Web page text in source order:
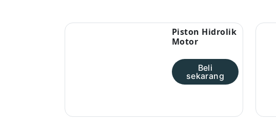
Piston Hidrolik
Motor
Beli
sekarang